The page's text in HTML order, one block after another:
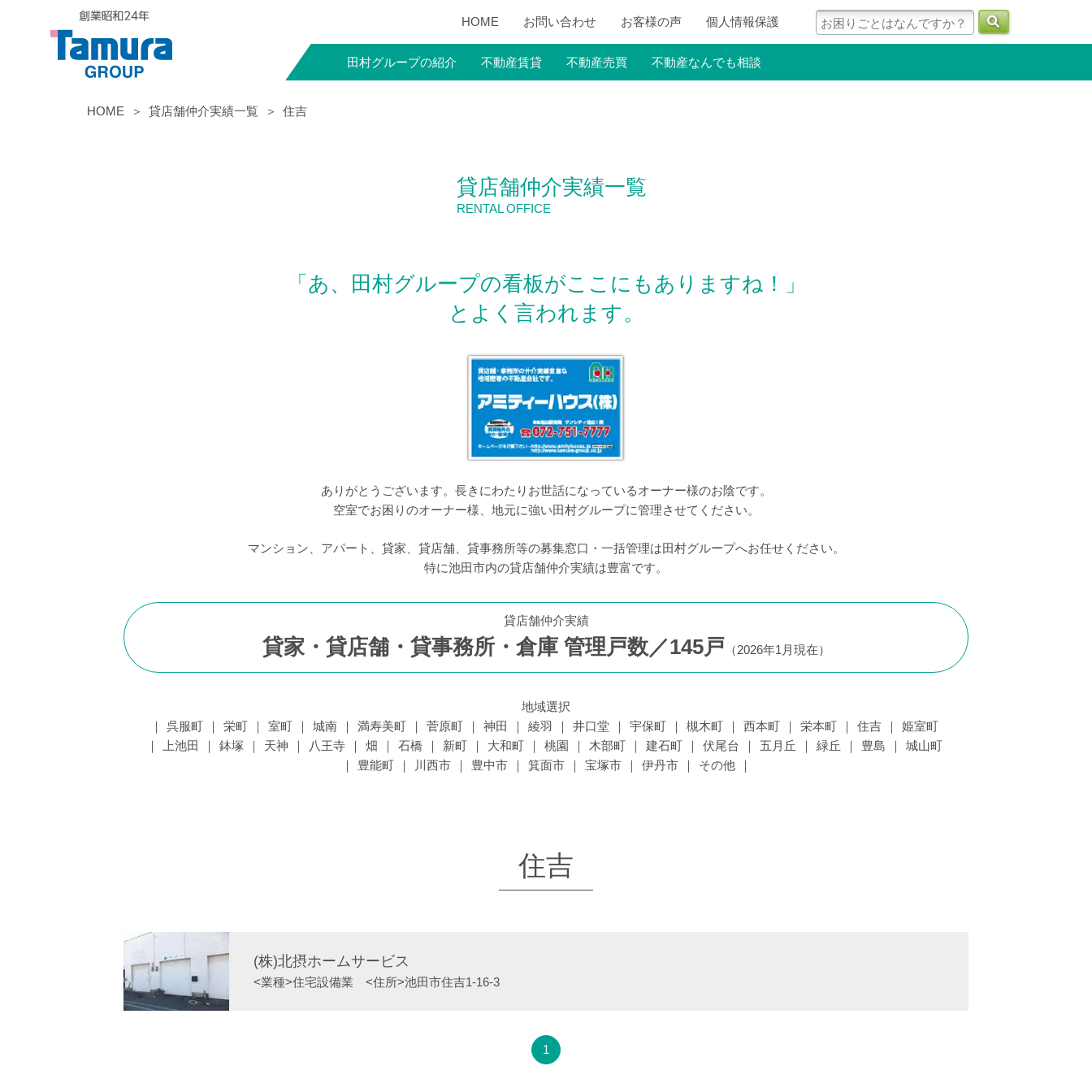
HOME お問い合わせ お客様の声 個人情報保護
田村グループの紹介 不動産賃貸 不動産売買 不動産なんでも相談
HOME 貸店舗仲介実績一覧 住吉
貸店舗仲介実績一覧
RENTAL OFFICE
「あ、田村グループの看板がここにもありますね！」
とよく言われます。
ありがとうございます。長きにわたりお世話になっているオーナー様のお陰です。
空室でお困りのオーナー様、地元に強い田村グループに管理させてください。
マンション、アパート、貸家、貸店舗、貸事務所等の募集窓口・一括管理は田村グループへお任せください。
特に池田市内の貸店舗仲介実績は豊富です。
貸店舗仲介実績
貸家・貸店舗・貸事務所・倉庫 管理戸数／145戸 （2026年1月現在）
地域選択
呉服町
栄町 室町 城南 満寿美町 菅原町 神田 綾羽 井口堂 宇保町 槻木町 西本町 栄本町 住吉
姫室町
上池田
鉢塚 天神 八王寺 畑 石橋 新町 大和町 桃園 木部町 建石町 伏尾台 五月丘 緑丘 豊島
城山町
豊能町
川西市 豊中市 箕面市 宝塚市 伊丹市 その他
住吉
(株)北摂ホームサービス
<業種>住宅設備業 <住所>池田市住吉1-16-3
1